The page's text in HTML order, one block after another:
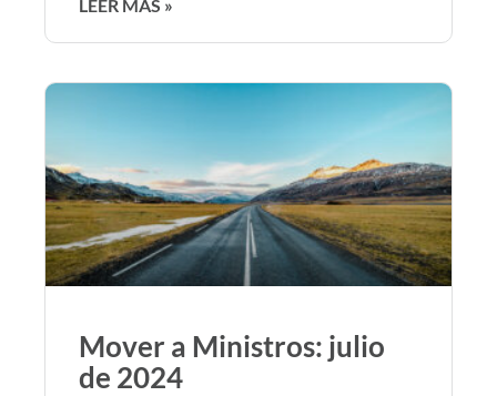
LEER MÁS »
Mover a Ministros: julio
de 2024